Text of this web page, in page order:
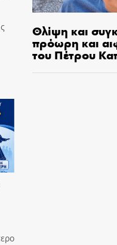
Θλίψη και
πρόωρη και
του Πέτρου